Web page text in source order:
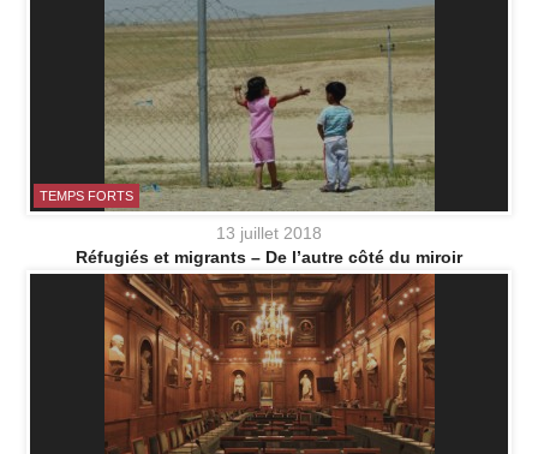
TEMPS FORTS
13 juillet 2018
Réfugiés et migrants – De l’autre côté du miroir